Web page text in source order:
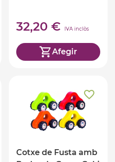
32,20 € IVA inclòs
Afegir
Cotxe de Fusta amb